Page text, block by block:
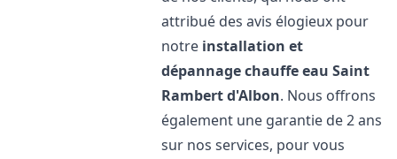
attribué des avis élogieux pour
notre installation et
dépannage chauffe eau Saint
Rambert d'Albon. Nous offrons
également une garantie de 2 ans
sur nos services, pour vous